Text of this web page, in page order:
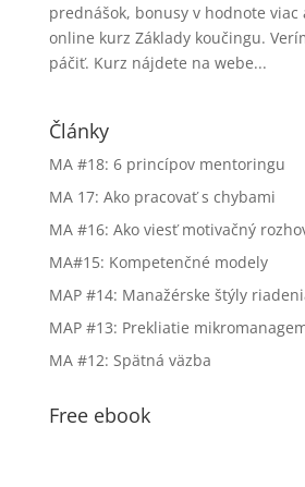
prednášok, bonusy v hodnote viac
online kurz Základy koučingu.
páčiť. Kurz nájdete na webe...
Články
MA #18: 6 princípov mentoringu
MA 17: Ako pracovať s chybami
MA #16: Ako viesť motivačný
MA#15: Kompetenčné modely
MAP #14: Manažérske štýly
MAP #13: Prekliatie
MA #12: Spätná väzba
Free ebook